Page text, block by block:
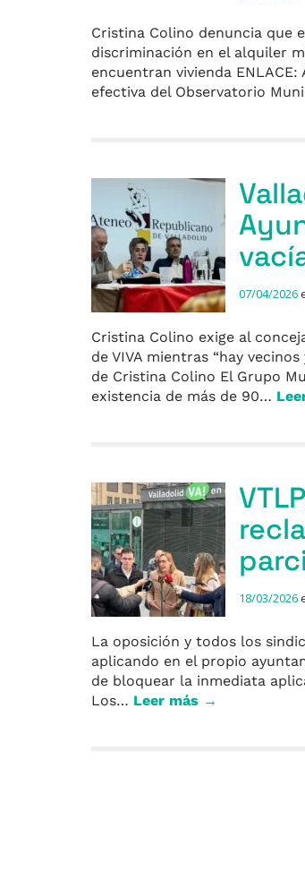
Cristina Colino denuncia que
discriminación en el alquiler
encuentran vivienda
efectiva del Observatorio
07/04/2026
Cristina Colino exige al
de VIVA mientras “hay
de Cristina Colino El Grupo
existencia de más de 90…
18/03/2026
La oposición y todos los
aplicando en el propio
de bloquear la inmediata
Los… Leer más →